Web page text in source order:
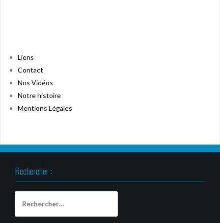
Liens
Contact
Nos Vidéos
Notre histoire
Mentions Légales
Rechercher :